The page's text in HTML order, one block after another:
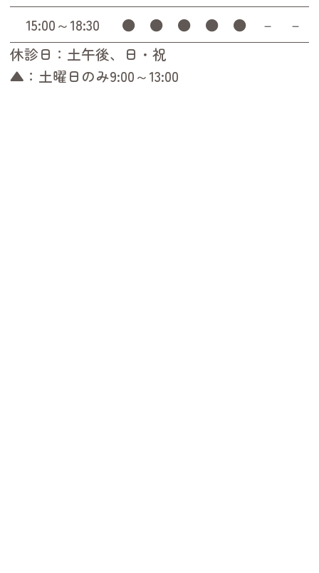
15:00～18:30
● ● ● ● ● －
－
休診日：土午後、日・祝
▲：土曜日のみ9:00～13:00